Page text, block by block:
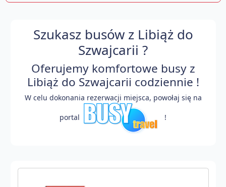
Szukasz busów z Libiąż do
Szwajcarii ?
Oferujemy komfortowe busy z
Libiąż do Szwajcarii codziennie !
W celu dokonania rezerwacji miejsca, powołaj się na
portal !